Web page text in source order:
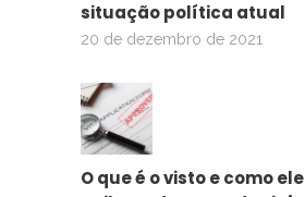
situação política atual
20 de dezembro de 2021
O que é o visto e como